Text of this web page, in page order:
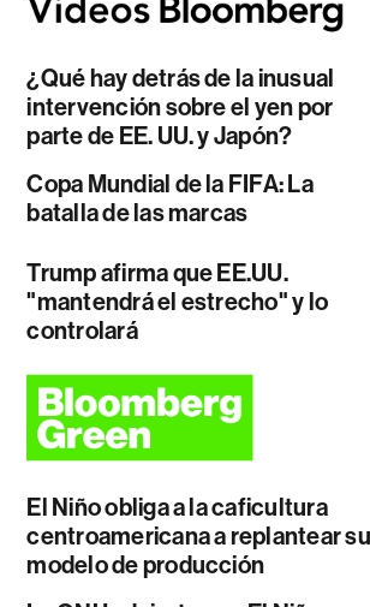
¿Qué hay detrás de la inusual
intervención sobre el yen por
parte de EE. UU. y Japón?
Copa Mundial de la FIFA: La
batalla de las marcas
Trump afirma que EE.UU.
"mantendrá el estrecho" y lo
controlará
El Niño obliga a la caficultura
centroamericana a replantear su
modelo de producción